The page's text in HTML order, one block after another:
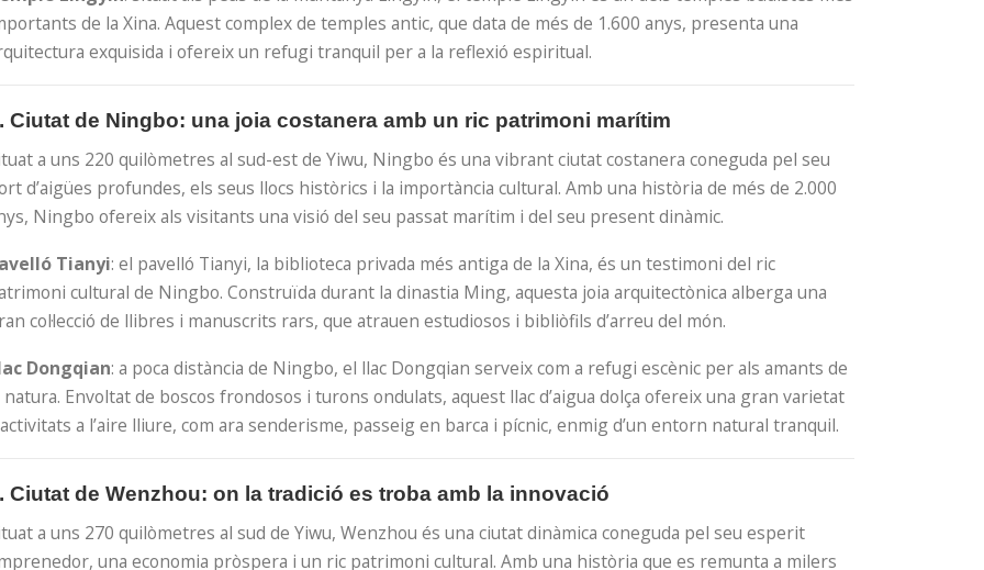
de la Xina. Aquest complex de temples antic, que data de més de 1.600 anys, presenta una
exquisida i ofereix un refugi tranquil per a la reflexió espiritual.
Ciutat de Ningbo: una joia costanera amb un ric patrimoni marítim
a uns 220 quilòmetres al sud-est de Yiwu, Ningbo és una vibrant ciutat costanera coneguda pel seu
d’aigües profundes, els seus llocs històrics i la importància cultural. Amb una història de més de 2.000
Ningbo ofereix als visitants una visió del seu passat marítim i del seu present dinàmic.
Tianyi: el pavelló Tianyi, la biblioteca privada més antiga de la Xina, és un testimoni del ric
cultural de Ningbo. Construïda durant la dinastia Ming, aquesta joia arquitectònica alberga una
col·lecció de llibres i manuscrits rars, que atrauen estudiosos i bibliòfils d’arreu del món.
Dongqian: a poca distància de Ningbo, el llac Dongqian serveix com a refugi escènic per als amants de
natura. Envoltat de boscos frondosos i turons ondulats, aquest llac d’aigua dolça ofereix una gran varietat
a l’aire lliure, com ara senderisme, passeig en barca i pícnic, enmig d’un entorn natural tranquil.
Ciutat de Wenzhou: on la tradició es troba amb la innovació
a uns 270 quilòmetres al sud de Yiwu, Wenzhou és una ciutat dinàmica coneguda pel seu esperit
una economia pròspera i un ric patrimoni cultural. Amb una història que es remunta a milers